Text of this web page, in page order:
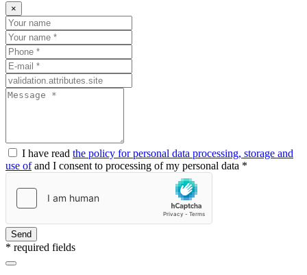
×
I have read the policy for personal data processing, storage and
use ofand I consent to processing of my personal data *
Send
* required fields